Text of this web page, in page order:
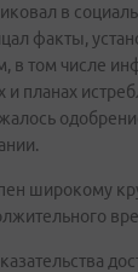
в
факты,
в том числе
и планах
широкому